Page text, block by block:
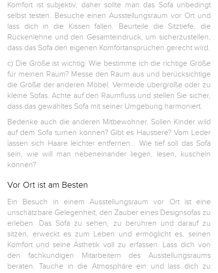
Komfort ist subjektiv, daher sollte man das Sofa unbedingt
selbst testen. Besuche einen Ausstellungsraum vor Ort und
lass dich in die Kissen fallen. Beurteile die Sitztiefe, die
Rückenlehne und den Gesamteindruck, um sicherzustellen,
dass das Sofa den eigenen Komfortansprüchen gerecht wird.
c) Die Größe ist wichtig: Wie bestimme ich die richtige Größe
für meinen Raum? Messe den Raum aus und berücksichtige
die Größe der anderen Möbel. Vermeide übergroße oder zu
kleine Sofas. Achte auf den Raumfluss und stellen Sie sicher,
dass das gewähltes Sofa mit seiner Umgebung harmoniert.
Bedenke auch die anderen Mitbewohner. Sollen Kinder wild
auf dem Sofa turnen können? Gibt es Haustiere? Vom Leder
lassen sich Haare leichter entfernen… Wie tief soll das Sofa
sein, wie will man nebeneinander liegen, lesen, kuscheln
können?
Vor Ort ist am Besten
Ein Besuch in einem Ausstellungsraum vor Ort ist eine
unschätzbare Gelegenheit, den Zauber eines Designsofas zu
erleben. Das Sofa zu sehen, zu berühren und darauf zu
sitzen, erweckt es zum Leben und ermöglicht es, seinen
Komfort und seine Ästhetik voll zu erfassen. Lass dich von
den fachkundigen Mitarbeitern des Ausstellungsraums
beraten. Tauche in die Atmosphäre ein und lass dich zu